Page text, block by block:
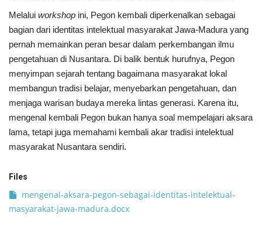
Melalui workshop ini, Pegon kembali diperkenalkan sebagai
bagian dari identitas intelektual masyarakat Jawa-Madura yang
pernah memainkan peran besar dalam perkembangan ilmu
pengetahuan di Nusantara. Di balik bentuk hurufnya, Pegon
menyimpan sejarah tentang bagaimana masyarakat lokal
membangun tradisi belajar, menyebarkan pengetahuan, dan
menjaga warisan budaya mereka lintas generasi. Karena itu,
mengenal kembali Pegon bukan hanya soal mempelajari aksara
lama, tetapi juga memahami kembali akar tradisi intelektual
masyarakat Nusantara sendiri.
Files
mengenal-aksara-pegon-sebagai-identitas-intelektual-
masyarakat-jawa-madura.docx